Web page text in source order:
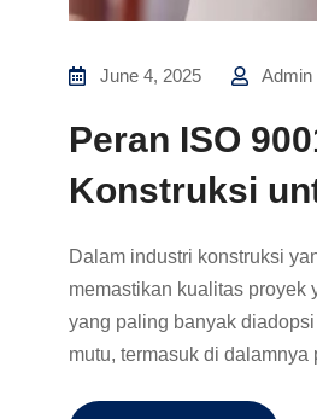
June 4, 2025 Admin
Peran ISO
Konstruksi
Dalam industri konstruksi
memastikan kualitas proyek
yang paling banyak
mutu, termasuk di